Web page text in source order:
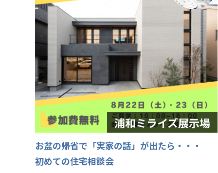
お盆の帰省で「実家の話」が出たら・・・
初めての住宅相談会